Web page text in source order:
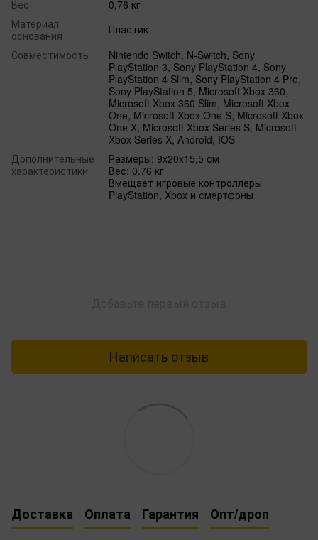
Вес
0,76 кг
Материал
основания
Пластик
Совместимость
Nintendo Switch, N-Switch, Sony
PlayStation 3, Sony PlayStation 4, Sony
PlayStation 4 Slim, Sony PlayStation 4 Pro,
Sony PlayStation 5, Microsoft Xbox 360,
Microsoft Xbox 360 Slim, Microsoft Xbox
One, Microsoft Xbox One S, Microsoft Xbox
One X, Microsoft Xbox Series S, Microsoft
Xbox Series X, Android‌, IOS
Дополнительные
характеристики
Размеры: 9x20x15,5 см
Вес: 0.76 кг
Вмещает игровые контроллеры
PlayStation, Xbox и смартфоны
Написать отзыв
Доставка Оплата Гарантия Опт/дроп